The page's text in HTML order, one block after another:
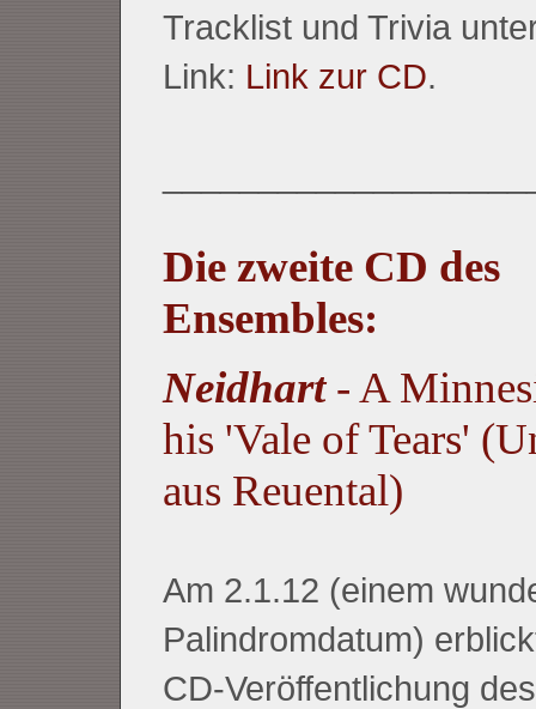
Tracklist und Trivia
Link: Link zur CD.
Die zweite CD des
Ensembles:
Neidhart- A
his 'Vale of Tears'
aus Reuental)
Am 2.1.12 (einem
Palindromdatum)
CD-Veröffentlichung